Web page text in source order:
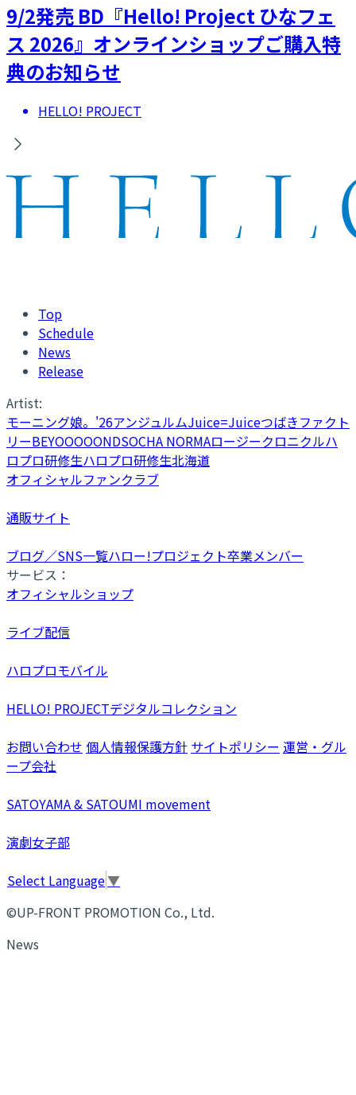
9/2発売 BD『Hello! Project ひなフェ
ス 2026』オンラインショップご購入特
典のお知らせ
HELLO! PROJECT
Top
Schedule
News
Release
Artist:
モーニング娘。'26アンジュルムJuice=Juiceつばきファクト
リーBEYOOOOONDSOCHA NORMAロージークロニクルハ
ロプロ研修生ハロプロ研修生北海道
オフィシャルファンクラブ
通販サイト
ブログ／SNS一覧ハロー!プロジェクト卒業メンバー
サービス：
オフィシャルショップ
ライブ配信
ハロプロモバイル
HELLO! PROJECTデジタルコレクション
お問い合わせ 個人情報保護方針 サイトポリシー 運営・グル
ープ会社
SATOYAMA & SATOUMI movement
演劇女子部
Select Language▼
©UP-FRONT PROMOTION Co., Ltd.
News